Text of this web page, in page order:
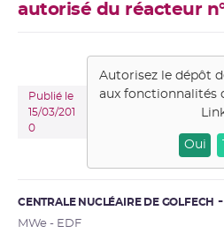
autorisé du réacteur
Publié le
15/03/201
0
Autorisez le dépôt
aux fonctionnalités
Oui
CENTRALE NUCLÉAIRE DE GOLFECH
MWe - EDF